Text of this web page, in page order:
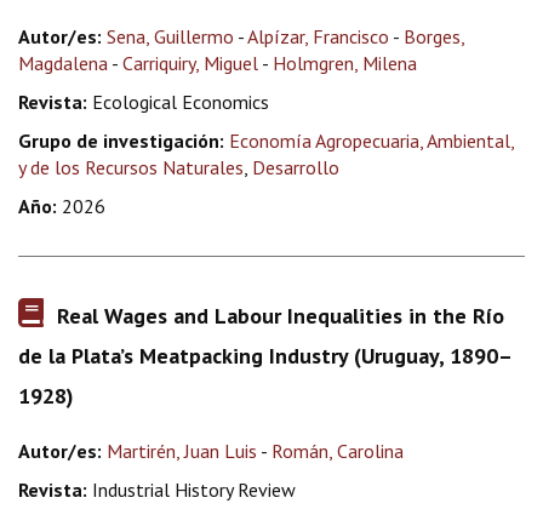
Autor/es: Sena, Guillermo -Alpízar, Francisco - Borges,
Magdalena - Carriquiry, Miguel - Holmgren, Milena
Revista: Ecological Economics
Grupo de investigación: Economía Agropecuaria, Ambiental,
y de los Recursos Naturales, Desarrollo
Año: 2026
Real Wages and Labour Inequalities in the Río
de la Plata’s Meatpacking Industry (Uruguay, 1890–
1928)
Autor/es: Martirén, Juan Luis - Román, Carolina
Revista: Industrial History Review